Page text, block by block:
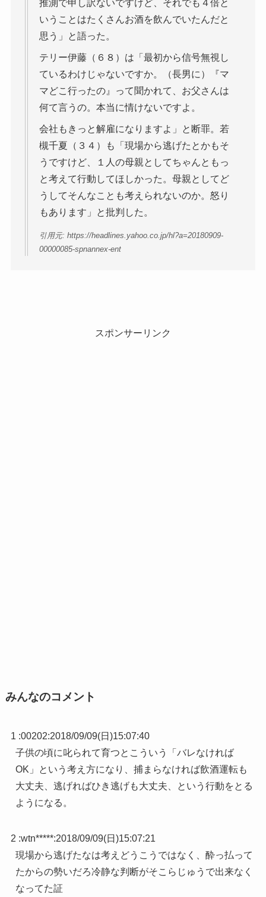
推測で申し訳ないですけど、それでも４倍と
いうことはたくさんお酒を飲んでいたんだと
思う」と語った。
テリー伊藤（６８）は「最初から信号無視し
ているわけじゃないですか。（長男に）『マ
マどこ行ったの』って聞かれて、お父さんは
何て言うの。本当に情けないですよ。
会社もきっと解雇になりますよ」と断罪。若
槻千夏（３４）も「現場から逃げたとかもそ
うですけど、１人の母親としてちゃんともっ
と考えて行動してほしかった。母親としてど
うしてそんなことも考えられないのか。怒り
もあります」と批判した。
引用元: https://headlines.yahoo.co.jp/hl?a=20180909-
00000085-spnannex-ent
スポンサーリンク
みんなのコメント
1 :00202:2018/09/09(日)15:07:40
子供の頃に叱られて育つとこういう「バレなければ
OK」という考え方になり、捕まらなければ飲酒運転も
大丈夫、逃げればひき逃げも大丈夫、という行動をとる
ようになる。
2 :wtn*****:2018/09/09(日)15:07:21
現場から逃げたなは考えどうこうではなく、酔っ払って
たからの勢いだろ冷静な判断がそこらじゅうで出来なく
なってた証